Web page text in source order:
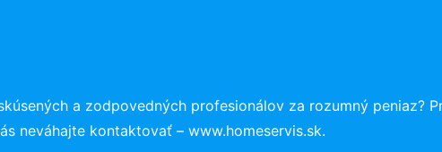
a zodpovedných profesionálov za rozumný peniaz?
neváhajte kontaktovať – www.homeservis.sk.